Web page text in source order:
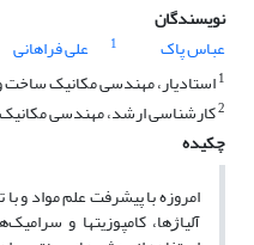
نویسندگان
عباس پاک
1 علی فراهانی
1استادیار، مهندسی مکانیک ساخت
2کارشناسی ارشد، مهندسی
چکیده
امروزه با پیشرفت علم مواد و
آلیاﮊها، کامپوزیتها و